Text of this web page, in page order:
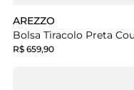
AREZZO
R$ 659,90